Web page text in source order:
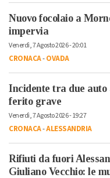
Nuovo focolaio a
impervia
Venerdì, 7 Agosto 2026 - 20:01
CRONACA-OVADA
Incidente tra due auto
ferito grave
Venerdì, 7 Agosto 2026 - 19:27
CRONACA-ALESSANDRIA
Rifiuti da fuori
Giuliano Vecchio: le